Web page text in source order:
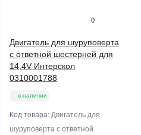
0
Двигатель для шуруповерта
с ответной шестерней для
14,4V Интерскол
0310001788
в наличии
Код товара: Двигатель для
шуруповерта с ответной